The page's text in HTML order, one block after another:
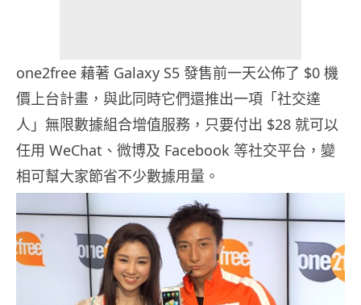
one2free 藉著 Galaxy S5 發售前一天公佈了 $0 機
價上台計畫，與此同時它們還推出一項「社交達
人」無限數據組合增值服務，只要付出 $28 就可以
任用 WeChat、微博及 Facebook 等社交平台，變
相可幫大家節省不少數據用量。